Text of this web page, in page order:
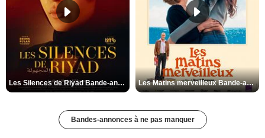
Les Silences de Riyad Bande-annonce VO STFR Les Matins merveilleux Bande-annonce VF
Bandes-annonces à ne pas manquer